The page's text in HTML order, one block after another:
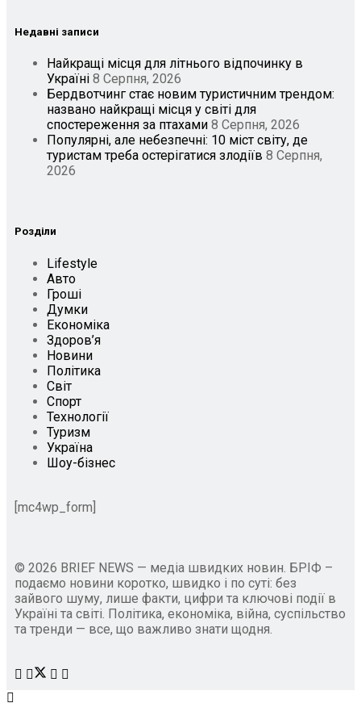
Недавні записи
Найкращі місця для літнього відпочинку в
Україні 8 Серпня, 2026
Бердвотчинг стає новим туристичним трендом:
названо найкращі місця у світі для
спостереження за птахами 8 Серпня, 2026
Популярні, але небезпечні: 10 міст світу, де
туристам треба остерігатися злодіїв 8 Серпня,
2026
Розділи
Lifestyle
Авто
Гроші
Думки
Економіка
Здоров’я
Новини
Політика
Світ
Спорт
Технології
Туризм
Україна
Шоу-бізнес
[mc4wp_form]
© 2026 BRIEF NEWS — медіа швидких новин. БРІФ –
подаємо новини коротко, швидко і по суті: без
зайвого шуму, лише факти, цифри та ключові події в
Україні та світі. Політика, економіка, війна, суспільство
та тренди — все, що важливо знати щодня.